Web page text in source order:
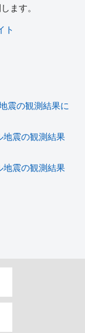
ます。
ト
震の観測結果に
地震の観測結果
地震の観測結果